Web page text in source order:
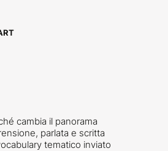
cambia il panorama
parlata e scritta
tematico inviato